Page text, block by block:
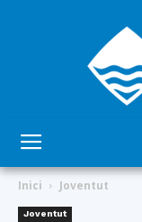
Inici Joventut
Joventut